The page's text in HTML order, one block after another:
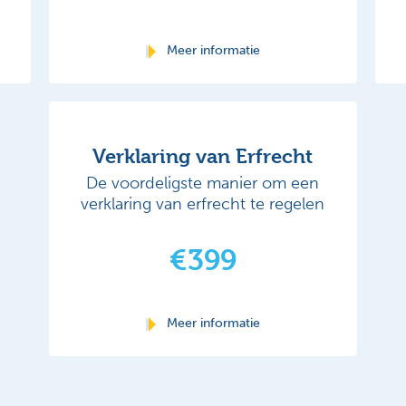
Meer informatie
Verklaring van Erfrecht
De voordeligste manier om een
verklaring van erfrecht te regelen
€399
Meer informatie